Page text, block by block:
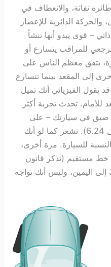
نفاثة، والانعطاف في
الدائرية للإعصار
– قوى يبدو أنها تنشأ
للمراقب يتسارع أو
يتفق معظم الناس على
إلى المقعد بينما تتسارع
يقول الفيزيائي أنك تميل
للأمام. تحدث تجربة أكثر
ضيق في سيارتك – على
سبيل المثال، إلى اليمين (الشكل 6.24). تشعر كما لو أنك
للسيارة. مرة أخرى،
خط مستقيم (تذكر قانون
إلى اليمين، وليس أنك تواجه